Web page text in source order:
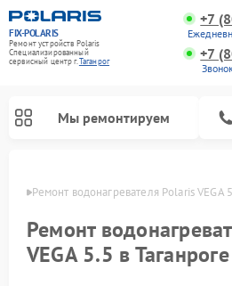
FIX-POLARIS
Ремонт устройств Polaris
Специализированный
cервисный центр г.Таганрог
+7
+7
Мы ремонтируем
Ремонт водонагревателя Polaris VEGA
Ремонт
VEGA 5.5 в Таганроге